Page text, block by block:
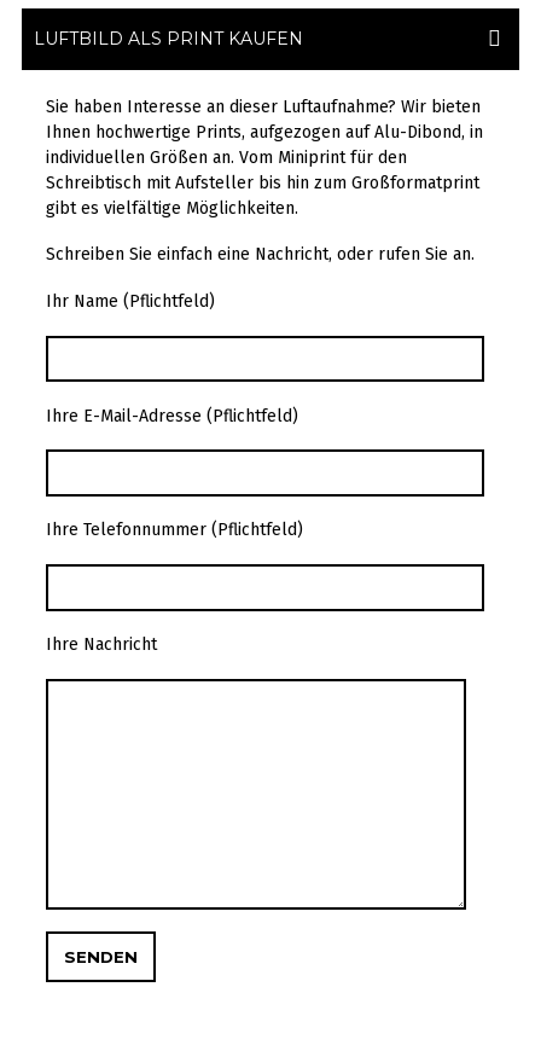
LUFTBILD ALS PRINT KAUFEN
Sie haben Interesse an dieser Luftaufnahme? Wir bieten
Ihnen hochwertige Prints, aufgezogen auf Alu-Dibond, in
individuellen Größen an. Vom Miniprint für den
Schreibtisch mit Aufsteller bis hin zum Großformatprint
gibt es vielfältige Möglichkeiten.
Schreiben Sie einfach eine Nachricht, oder rufen Sie an.
Ihr Name (Pflichtfeld)
Ihre E-Mail-Adresse (Pflichtfeld)
Ihre Telefonnummer (Pflichtfeld)
Ihre Nachricht